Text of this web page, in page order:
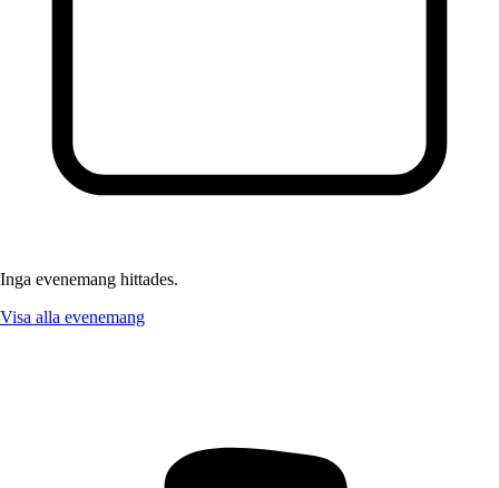
Inga evenemang hittades.
Visa alla evenemang